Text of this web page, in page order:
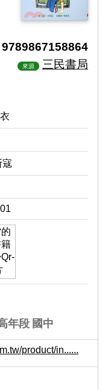
9789867158864
來源 三民書局
寇
年段 國中
product/in......